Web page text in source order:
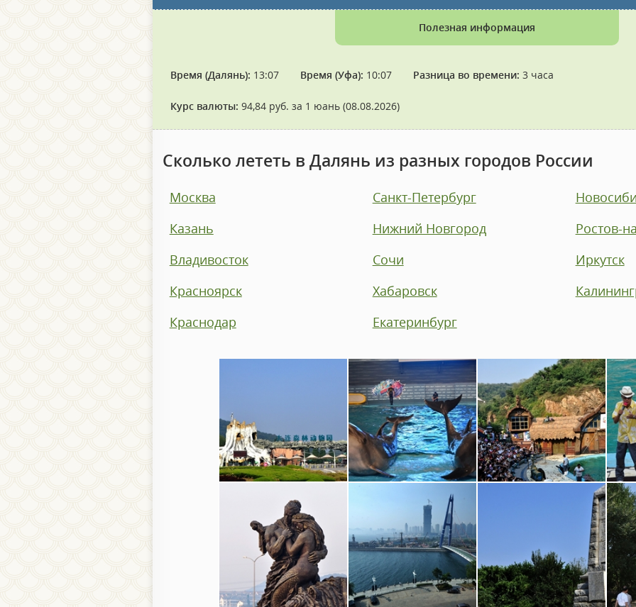
Полезная информация
Время (Далянь): 13:07 Время (Уфа): 10:07 Разница во времени: 3 часа
Курс валюты: 94,84 руб. за 1 юань (08.08.2026)
Сколько лететь в Далянь из разных городов России
Москва Санкт-Петербург
Казань
Нижний Новгород
Ростов-
Владивосток
Сочи
Иркутск
Красноярск
Хабаровск
Краснодар
Екатеринбург